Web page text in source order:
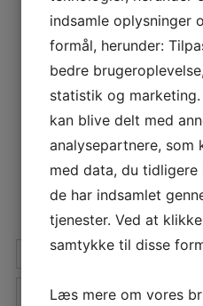
indsamle oplysninger
formål, herunder:
bedre
statistik og
kan blive delt med
analysepartnere, som
med data, du
de har indsamlet
tjenester. Ved at
samtykke til disse
Læs mere om vores